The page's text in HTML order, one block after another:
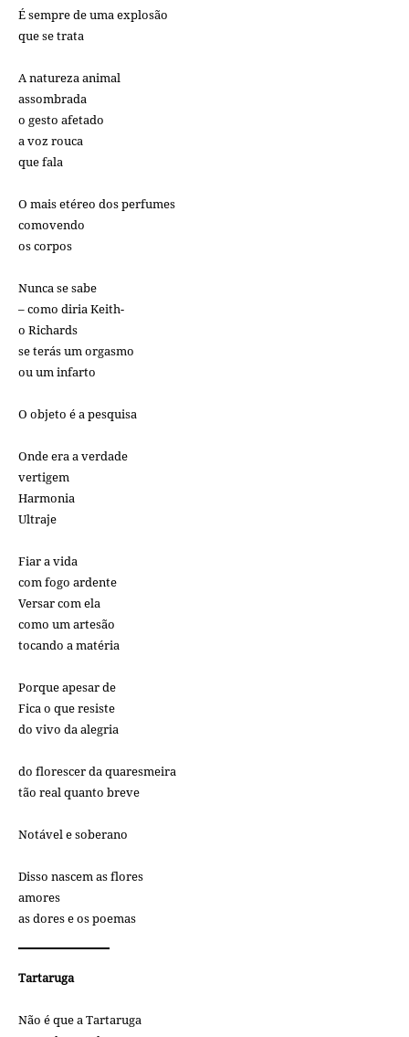
É sempre de uma explosão
que se trata
A natureza animal
assombrada
o gesto afetado
a voz rouca
que fala
O mais etéreo dos perfumes
comovendo
os corpos
Nunca se sabe
– como diria Keith-
o Richards
se terás um orgasmo
ou um infarto
O objeto é a pesquisa
Onde era a verdade
vertigem
Harmonia
Ultraje
Fiar a vida
com fogo ardente
Versar com ela
como um artesão
tocando a matéria
Porque apesar de
Fica o que resiste
do vivo da alegria
do florescer da quaresmeira
tão real quanto breve
Notável e soberano
Disso nascem as flores
amores
as dores e os poemas
Tartaruga
Não é que a Tartaruga